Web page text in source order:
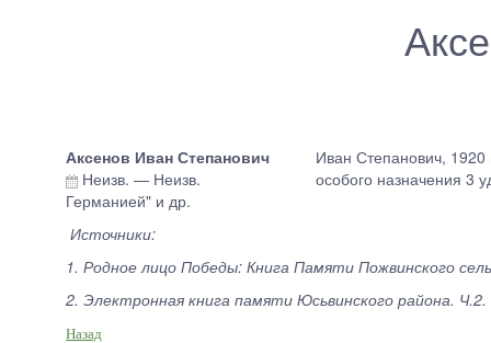
Аксенов Иван Степанович
Неизв. — Неизв.
Иван Степанович,
особого назначения 3
Германией" и др.
Источники:
1. Родное лицо Победы: Книга Памяти Пожвинского
2. Электронная книга памяти Юсьвинского района.
Назад